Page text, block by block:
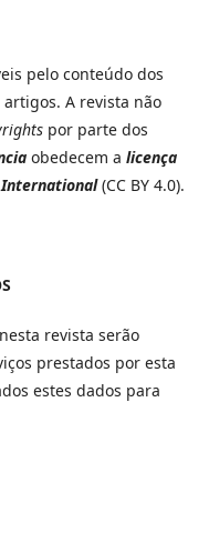
pelo conteúdo dos
A revista não
por parte dos
obedecem a licença
(CC BY 4.0).
revista serão
prestados por esta
estes dados para